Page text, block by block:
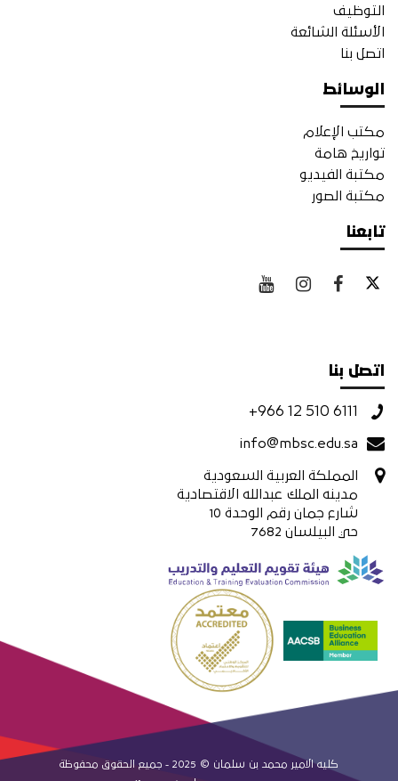
التوظيف
الأسئلة الشائعة
اتصل بنا
الوسائط
مكتب الإعلام
تواريخ هامة
مكتبة الفيديو
مكتبة الصور
تابعنا
اتصل بنا
+966 12 510 6111
info@mbsc.edu.sa
المملكة العربية السعودية
مدينه الملك عبدالله الاقتصادية
شارع جمان رقم الوحدة 10
حي البيلسان 7682
كليه الامير محمد بن سلمان © 2025 - جميع الحقوق محفوظة